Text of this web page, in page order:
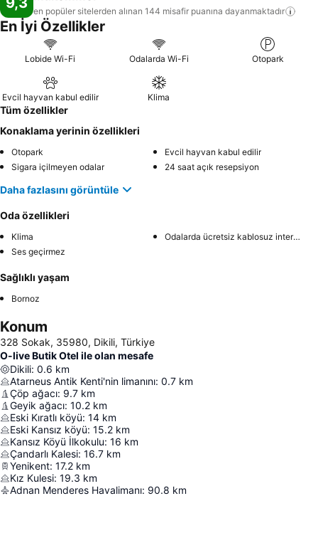
en popüler sitelerden alınan 144 misafir puanına dayanmaktadır
En İyi Özellikler
Lobide Wi-Fi Odalarda Wi-Fi Otopark
Evcil hayvan kabul edilir Klima
Tüm özellikler
Konaklama yerinin özellikleri
Otopark
Evcil hayvan kabul edilir
Sigara içilmeyen odalar
24 saat açık resepsiyon
Daha fazlasını görüntüle
Oda özellikleri
Klima
Odalarda ücretsiz kablosuz internet
Ses geçirmez
Sağlıklı yaşam
Bornoz
Konum
328 Sokak, 35980, Dikili, Türkiye
O-live Butik Otel ile olan mesafe
Dikili: 0.6 km
Atarneus Antik Kenti'nin limanını: 0.7 km
Çöp ağacı: 9.7 km
Geyik ağacı: 10.2 km
Eski Kıratlı köyü: 14 km
Eski Kansız köyü: 15.2 km
Kansız Köyü İlkokulu: 16 km
Çandarlı Kalesi: 16.7 km
Yenikent: 17.2 km
Kız Kulesi: 19.3 km
Adnan Menderes Havalimanı: 90.8 km